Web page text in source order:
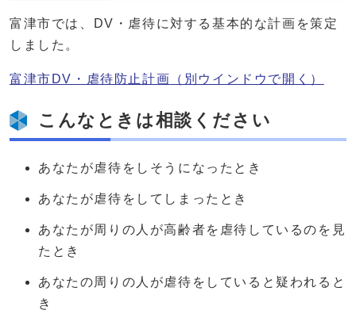
富津市では、DV・虐待に対する基本的な計画を策定
しました。
富津市DV・虐待防止計画 （別ウインドウで開く）
こんなときは相談ください
あなたが虐待をしそうになったとき
あなたが虐待をしてしまったとき
あなたが周りの人が高齢者を虐待しているのを見
たとき
あなたの周りの人が虐待をしていると疑われると
き